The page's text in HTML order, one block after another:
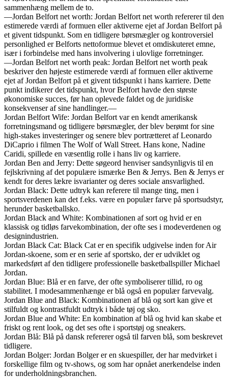
sammenhæng mellem de to.
—Jordan Belfort net worth: Jordan Belfort net worth refererer til den
estimerede værdi af formuen eller aktiverne ejet af Jordan Belfort på
et givent tidspunkt. Som en tidligere børsmægler og kontroversiel
personlighed er Belforts nettoformue blevet et omdiskuteret emne,
især i forbindelse med hans involvering i ulovlige forretninger.
—Jordan Belfort net worth peak: Jordan Belfort net worth peak
beskriver den højeste estimerede værdi af formuen eller aktiverne
ejet af Jordan Belfort på et givent tidspunkt i hans karriere. Dette
punkt indikerer det tidspunkt, hvor Belfort havde den største
økonomiske succes, før han oplevede faldet og de juridiske
konsekvenser af sine handlinger.—
Jordan Belfort Wife: Jordan Belfort var en kendt amerikansk
forretningsmand og tidligere børsmægler, der blev berømt for sine
high-stakes investeringer og senere blev portrætteret af Leonardo
DiCaprio i filmen The Wolf of Wall Street. Hans kone, Nadine
Caridi, spillede en væsentlig rolle i hans liv og karriere.
Jordan Ben and Jerry: Dette søgeord henviser sandsynligvis til en
fejlskrivning af det populære ismærke Ben & Jerrys. Ben & Jerrys er
kendt for deres lækre isvarianter og deres sociale ansvarlighed.
Jordan Black: Dette udtryk kan referere til mange ting, men i
sportsverdenen kan det f.eks. være en populær farve på sportsudstyr,
herunder basketballsko.
Jordan Black and White: Kombinationen af sort og hvid er en
klassisk og tidløs farvekombination, der ofte ses i modeverdenen og
designindustrien.
Jordan Black Cat: Black Cat er en specifik udgivelse inden for Air
Jordan-skoene, som er en serie af sportsko, der er udviklet og
markedsført af den tidligere professionelle basketballspiller Michael
Jordan.
Jordan Blue: Blå er en farve, der ofte symboliserer tillid, ro og
stabilitet. I modesammenhænge er blå også en populær farvevalg.
Jordan Blue and Black: Kombinationen af blå og sort kan give et
stilfuldt og kontrastfuldt udtryk i både tøj og sko.
Jordan Blue and White: En kombination af blå og hvid kan skabe et
friskt og rent look, og det ses ofte i sportstøj og sneakers.
Jordan Blå: Blå på dansk refererer også til farven blå, som beskrevet
tidligere.
Jordan Bolger: Jordan Bolger er en skuespiller, der har medvirket i
forskellige film og tv-shows, og som har opnået anerkendelse inden
for underholdningsbranchen.